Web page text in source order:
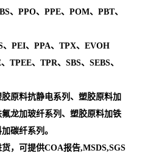
、PPO、PPE、POM、PBT、
、PEI、PPA、TPX、EVOH
TPEE、TPR、SBS、SEBS、
原料抗静电系列、塑胶原料加
龙加玻纤系列、塑胶原料加铁
碳纤系列。
，可提供COA报告,MSDS,SGS